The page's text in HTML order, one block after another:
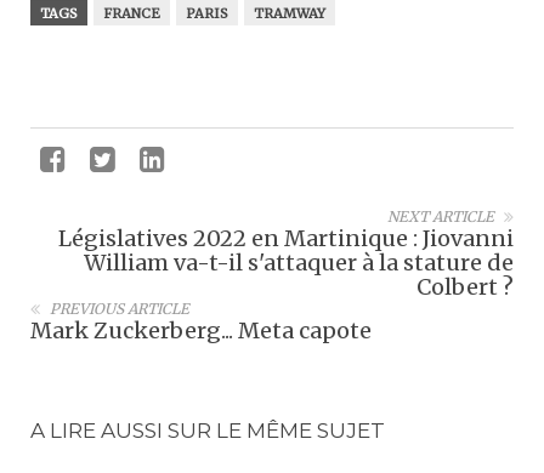
TAGS FRANCE PARIS TRAMWAY
NEXT ARTICLE
Législatives 2022 en Martinique : Jiovanni
William va-t-il s'attaquer à la stature de
Colbert ?
PREVIOUS ARTICLE
Mark Zuckerberg... Meta capote
A LIRE AUSSI SUR LE MÊME SUJET